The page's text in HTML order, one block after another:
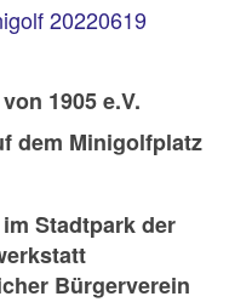
1905 e.V.
dem Minigolfplatz
Stadtpark der
Bürgerverein